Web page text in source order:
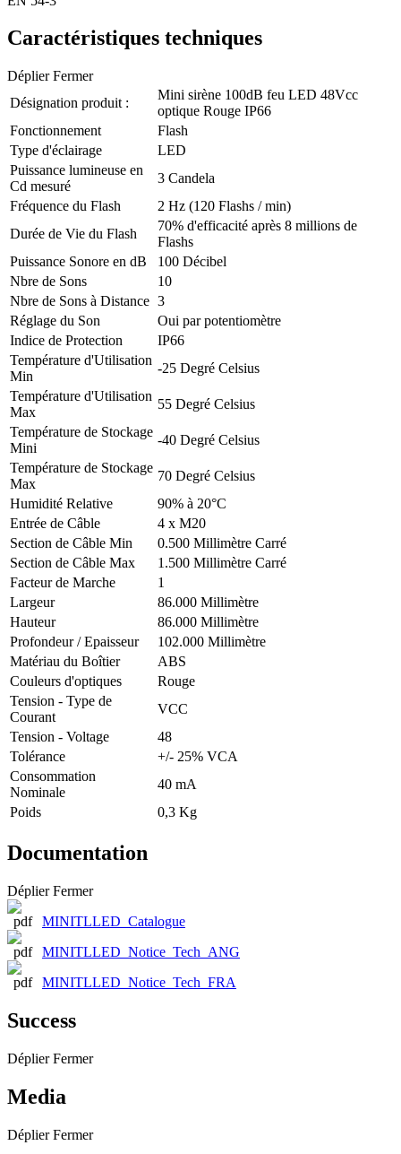
Caractéristiques techniques
Déplier Fermer
Désignation produit :
Mini sirène 100dB feu LED 48Vcc
optique Rouge IP66
Fonctionnement
Flash
Type d'éclairage
LED
Puissance lumineuse en
Cd mesuré
3 Candela
Fréquence du Flash
2 Hz (120 Flashs / min)
Durée de Vie du Flash
70% d'efficacité après 8 millions de
Flashs
Puissance Sonore en dB
100 Décibel
Nbre de Sons
10
Nbre de Sons à Distance 3
Réglage du Son
Oui par potentiomètre
Indice de Protection
IP66
Température d'Utilisation
Min
-25 Degré Celsius
Température d'Utilisation
Max
55 Degré Celsius
Température de Stockage
Mini
-40 Degré Celsius
Température de Stockage
Max
70 Degré Celsius
Humidité Relative
90% à 20°C
Entrée de Câble
4 x M20
Section de Câble Min
0.500 Millimètre Carré
Section de Câble Max
1.500 Millimètre Carré
Facteur de Marche
1
Largeur
86.000 Millimètre
Hauteur
86.000 Millimètre
Profondeur / Epaisseur
102.000 Millimètre
Matériau du Boîtier
ABS
Couleurs d'optiques
Rouge
Tension - Type de
Courant
VCC
Tension - Voltage
48
Tolérance
+/- 25% VCA
Consommation
Nominale
40 mA
Poids
0,3 Kg
Documentation
Déplier Fermer
MINITLLED_Catalogue
MINITLLED_Notice_Tech_ANG
MINITLLED_Notice_Tech_FRA
Success
Déplier Fermer
Media
Déplier Fermer